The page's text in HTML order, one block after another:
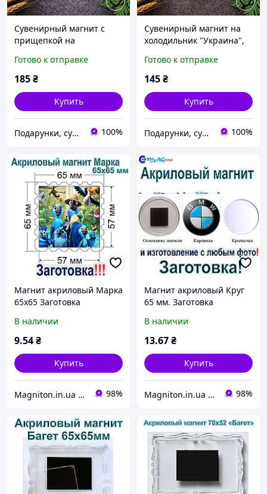
Сувенирный магнит с
прищепкой на
металл (5.5 х 4 см)
Готово к отправке
185₴
Купить
Подарунки, сувеніри, предмети інтер'єру "Елефант" | © elephant.dp.ua 100%
Сувенирный магнит на
холодильник "Украина",
Готово к отправке
145₴
Купить
Подарунки, сувеніри, предмети інтер'єру "Елефант" | © elephant.dp.ua 100%
Магнит акриловый Марка
65х65 Заготовка
В наличии
9.54₴
Купить
Magniton.in.ua ТМ 98%
Магнит акриловый Круг
65 мм. Заготовка
В наличии
13.67₴
Купить
Magniton.in.ua ТМ 98%